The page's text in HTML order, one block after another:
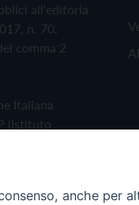
all'editoria
n. 70.
comma 2
Italiana
(Istituto
anche per